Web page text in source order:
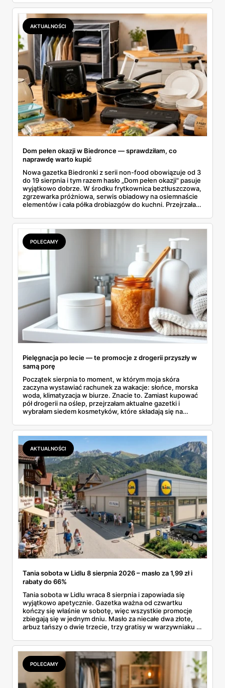
wszystkie oferty i policzyłam, kiedy taki zakup faktycznie
się opłaca.
AKTUALNOŚCI
Dom pełen okazji w Biedronce — sprawdziłam, co
naprawdę warto kupić
Nowa gazetka Biedronki z serii non-food obowiązuje od 3
do 19 sierpnia i tym razem hasło „Dom pełen okazji" pasuje
wyjątkowo dobrze. W środku frytkownica beztłuszczowa,
zgrzewarka próżniowa, serwis obiadowy na osiemnaście
elementów i cała półka drobiazgów do kuchni. Przejrzałam
się przy półce z samego rana.
POLECAMY
Pielęgnacja po lecie — te promocje z drogerii przyszły w
samą porę
Początek sierpnia to moment, w którym moja skóra
zaczyna wystawiać rachunek za wakacje: słońce, morska
woda, klimatyzacja w biurze. Znacie to. Zamiast kupować
pół drogerii na oślep, przejrzałam aktualne gazetki i
wybrałam siedem kosmetyków, które składają się na
dermokosmetyki Vichy. Wszystkie ceny sprawdziłam w
ofertach, terminy też.
AKTUALNOŚCI
Tania sobota w Lidlu 8 sierpnia 2026 – masło za 1,99 zł i
rabaty do 66%
Tania sobota w Lidlu wraca 8 sierpnia i zapowiada się
wyjątkowo apetycznie. Gazetka ważna od czwartku
kończy się właśnie w sobotę, więc wszystkie promocje
zbiegają się w jednym dniu. Masło za niecałe dwa złote,
arbuz tańszy o dwie trzecie, trzy gratisy w warzywniaku i
całą sobotnią gazetkę Lidla strona po stronie i wybrałam
to, co naprawdę się opłaca.
POLECAMY